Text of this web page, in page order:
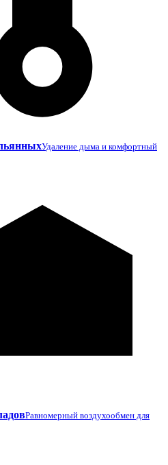
Удаление дыма и комфортный
Равномерный воздухообмен для